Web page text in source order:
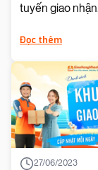
tuyến giao
Đọc thêm
27/06/2023